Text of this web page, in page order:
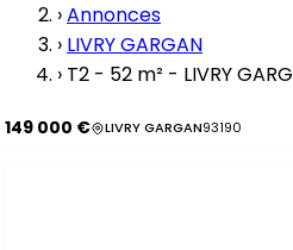
›Annonces
› LIVRY GARGAN
› T2 - 52 m² - LIVRY
149 000 € LIVRY GARGAN93190